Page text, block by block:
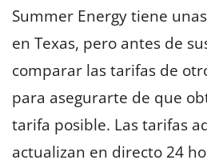
Summer Energy tiene
en Texas, pero antes de
comparar las tarifas de
para asegurarte de que
tarifa posible. Las tarifas
actualizan en directo 24